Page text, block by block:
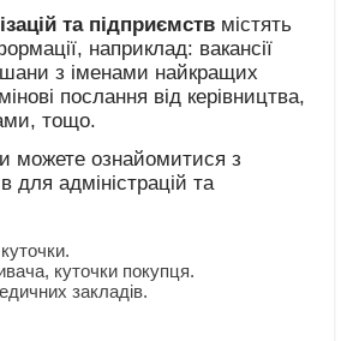
та підприємств містять
наприклад: вакансії
з іменами найкращих
послання від керівництва,
тощо.
можете ознайомитися з
для адміністрацій та
куточки покупця.
закладів.